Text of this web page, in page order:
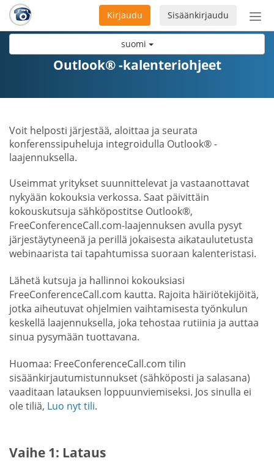
suomi
Sisäänkirjaudu
Kirjaudu
Outlook® -kalenteriohjeet
Voit helposti järjestää, aloittaa ja seurata
konferenssipuheluja integroidulla Outlook® -
laajennuksella.
Useimmat yritykset suunnittelevat ja vastaanottavat
nykyään kokouksia verkossa. Saat päivittäin
kokouskutsuja sähköpostitse Outlook®,
FreeConferenceCall.com-laajennuksen avulla pysyt
järjestäytyneenä ja perillä jokaisesta aikataulutetusta
webinaarista tai tapahtumissa suoraan kalenteristasi.
Lähetä kutsuja ja hallinnoi kokouksiasi
FreeConferenceCall.com kautta. Rajoita häiriötekijöitä,
jotka aiheutuvat ohjelmien vaihtamisesta työnkulun
keskellä laajennuksella, joka tehostaa rutiinia ja auttaa
sinua pysymään tuottavana.
Huomaa: FreeConferenceCall.com tilin
sisäänkirjautumistunnukset (sähköposti ja salasana)
vaaditaan latauksen loppuunviemiseksi. Jos sinulla ei
ole tiliä, Luo nyt tili.
Vaihe 1: Lataus